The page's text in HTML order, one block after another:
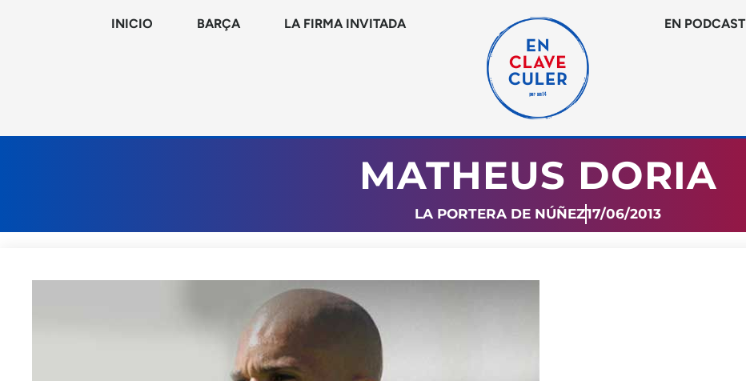
INICIO BARÇA LA FIRMA INVITADA EN PODCAST
MATHEUS DORIA
LA PORTERA DE NÚÑEZ17/06/2013